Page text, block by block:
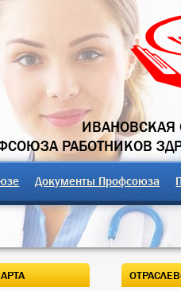
ИВАНОВСКАЯ
РАБОТНИКОВ
Документы Профсоюза